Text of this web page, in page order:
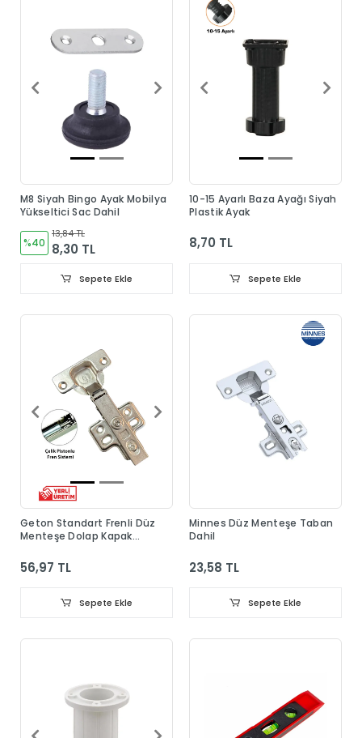
M8 Siyah Bingo Ayak Mobilya
Yükseltici Sac Dahil
%40
13,84 TL
8,30 TL
Sepete Ekle
10-15 Ayarlı Baza Ayağı Siyah
Plastik Ayak
8,70 TL
Sepete Ekle
Geton Standart Frenli Düz
Menteşe Dolap Kapak
56,97 TL
Sepete Ekle
Minnes Düz Menteşe Taban
Dahil
23,58 TL
Sepete Ekle